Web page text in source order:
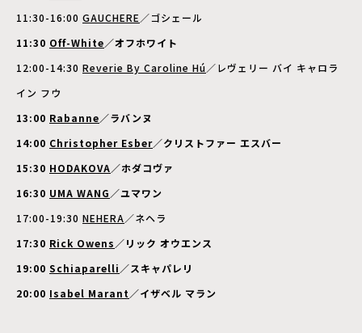
11:30-16:00 GAUCHERE ／ゴシェール
11:30 Off-White／オフホワイト
12:00-14:30 Reverie By Caroline Hú／レヴェリー バイ キャロラ
イン フウ
13:00 Rabanne／ラバンヌ
14:00 Christopher Esber／クリストファー エスバー
15:30 HODAKOVA／ホダコヴァ
16:30 UMA WANG ／ユマワン
17:00-19:30 NEHERA／ネヘラ
17:30 Rick Owens ／リック オウエンス
19:00 Schiaparelli ／スキャパレリ
20:00 Isabel Marant ／イザベル マラン